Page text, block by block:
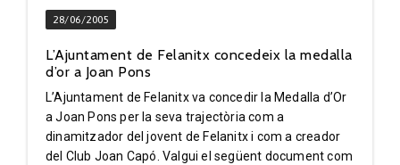
28/06/2005
L’Ajuntament de Felanitx concedeix la medalla
d’or a Joan Pons
L’Ajuntament de Felanitx va concedir la Medalla d’Or
a Joan Pons per la seva trajectòria com a
dinamitzador del jovent de Felanitx i com a creador
del Club Joan Capó. Valgui el següent document com